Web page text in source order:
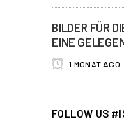
BILDER FÜR
EINE
1 MONAT AGO
FOLLOW US